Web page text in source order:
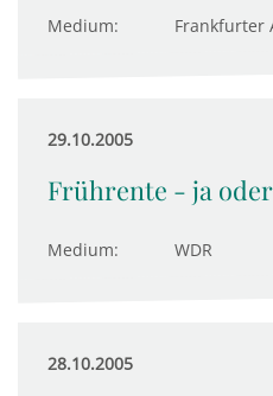
Medium: Frankfurter
29.10.2005
Frührente - ja
Medium: WDR
28.10.2005